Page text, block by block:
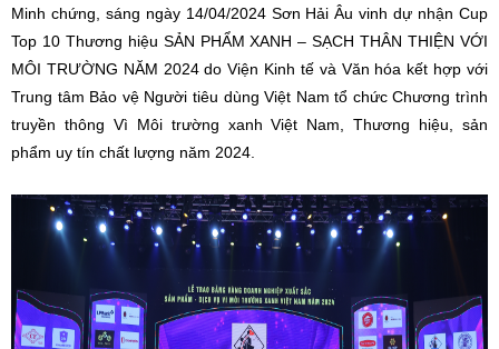
Minh chứng, sáng ngày 14/04/2024 Sơn Hải Âu vinh dự nhận Cup
Top 10 Thương hiệu SẢN PHẨM XANH – SẠCH THÂN THIỆN VỚI
MÔI TRƯỜNG NĂM 2024 do Viện Kinh tế và Văn hóa kết hợp với
Trung tâm Bảo vệ Người tiêu dùng Việt Nam tổ chức Chương trình
truyền thông Vì Môi trường xanh Việt Nam, Thương hiệu, sản
phẩm uy tín chất lượng năm 2024.